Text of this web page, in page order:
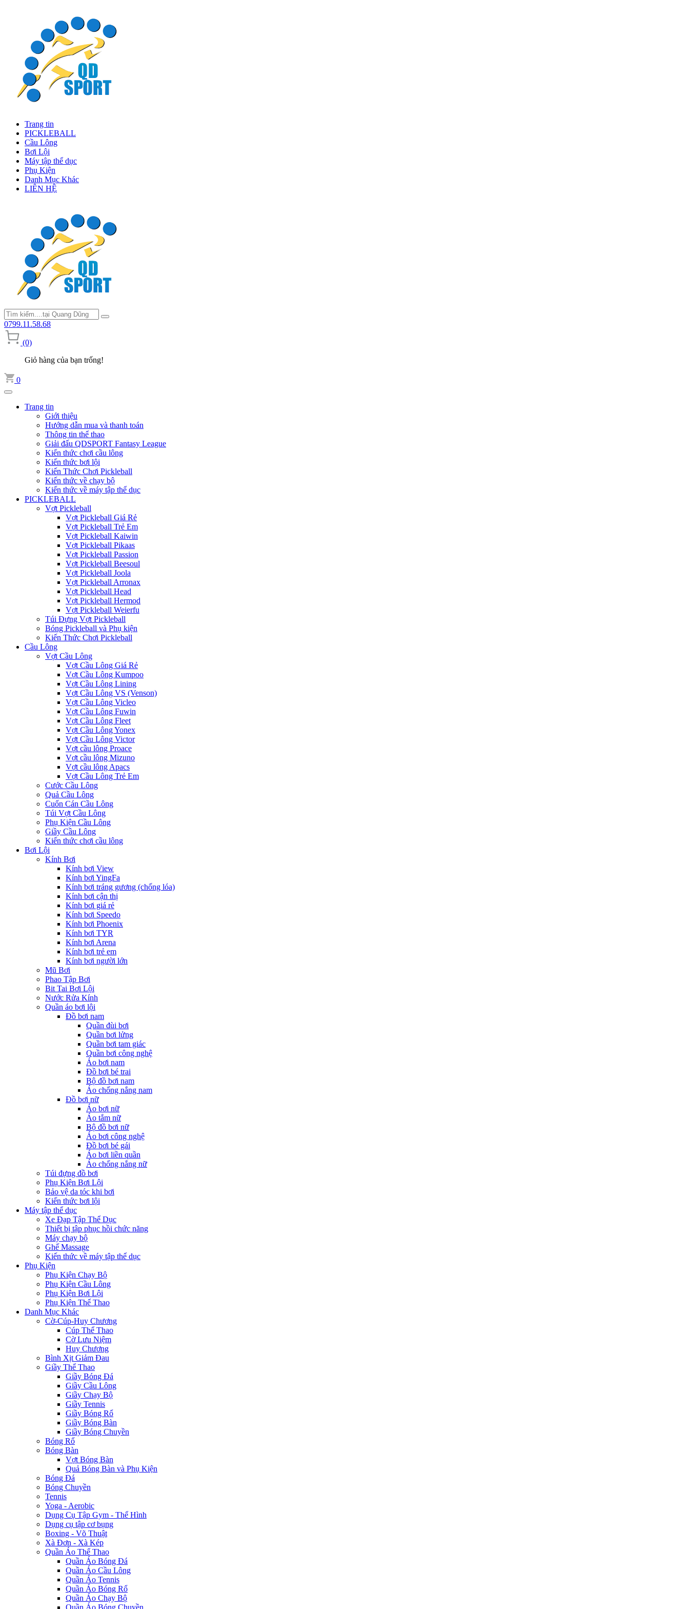
Trang tin
PICKLEBALL
Cầu Lông
Bơi Lội
Máy tập thể dục
Phụ Kiện
Danh Mục Khác
LIÊN HỆ
0799.11.58.68
(0)
Giỏ hàng của bạn trống!
0
Trang tin
Giới thiệu
Hướng dẫn mua và thanh toán
Thông tin thể thao
Giải đấu QDSPORT Fantasy League
Kiến thức chơi cầu lông
Kiến thức bơi lội
Kiến Thức Chơi Pickleball
Kiến thức về chạy bộ
Kiến thức về máy tập thể dục
PICKLEBALL
Vợt Pickleball
Vợt Pickleball Giá Rẻ
Vợt Pickleball Trẻ Em
Vợt Pickleball Kaiwin
Vợt Pickleball Pikaas
Vợt Pickleball Passion
Vợt Pickleball Beesoul
Vợt Pickleball Joola
Vợt Pickleball Arronax
Vợt Pickleball Head
Vợt Pickleball Hermod
Vợt Pickleball Weierfu
Túi Đựng Vợt Pickleball
Bóng Pickleball và Phụ kiện
Kiến Thức Chơi Pickleball
Cầu Lông
Vợt Cầu Lông
Vợt Cầu Lông Giá Rẻ
Vợt Cầu Lông Kumpoo
Vợt Cầu Lông Lining
Vợt Cầu Lông VS (Venson)
Vợt Cầu Lông Vicleo
Vợt Cầu Lông Fuwin
Vợt Cầu Lông Fleet
Vợt Cầu Lông Yonex
Vợt Cầu Lông Victor
Vợt cầu lông Proace
Vợt cầu lông Mizuno
Vợt cầu lông Apacs
Vợt Cầu Lông Trẻ Em
Cước Cầu Lông
Quả Cầu Lông
Cuốn Cán Cầu Lông
Túi Vợt Cầu Lông
Phụ Kiện Cầu Lông
Giầy Cầu Lông
Kiến thức chơi cầu lông
Bơi Lội
Kính Bơi
Kính bơi View
Kính bơi YingFa
Kính bơi tráng gương (chống lóa)
Kính bơi cận thị
Kính bơi giá rẻ
Kính bơi Speedo
Kính bơi Phoenix
Kính bơi TYR
Kính bơi Arena
Kính bơi trẻ em
Kính bơi người lớn
Mũ Bơi
Phao Tập Bơi
Bit Tai Bơi Lội
Nước Rửa Kính
Quần áo bơi lội
Đồ bơi nam
Quần đùi bơi
Quần bơi lửng
Quần bơi tam giác
Quần bơi công nghệ
Áo bơi nam
Đồ bơi bé trai
Bộ đồ bơi nam
Áo chống nắng nam
Đồ bơi nữ
Áo bơi nữ
Áo tắm nữ
Bộ đồ bơi nữ
Áo bơi công nghệ
Đồ bơi bé gái
Áo bơi liền quần
Áo chống nắng nữ
Túi đựng đồ bơi
Phụ Kiện Bơi Lội
Bảo vệ da tóc khi bơi
Kiến thức bơi lội
Máy tập thể dục
Xe Đạp Tập Thể Dục
Thiết bị tập phục hồi chức năng
Máy chạy bộ
Ghế Massage
Kiến thức về máy tập thể dục
Phụ Kiện
Phụ Kiện Chạy Bộ
Phụ Kiện Cầu Lông
Phụ Kiện Bơi Lội
Phụ Kiện Thể Thao
Danh Mục Khác
Cờ-Cúp-Huy Chương
Cúp Thể Thao
Cờ Lưu Niệm
Huy Chương
Bình Xịt Giảm Đau
Giầy Thể Thao
Giầy Bóng Đá
Giầy Cầu Lông
Giầy Chạy Bộ
Giầy Tennis
Giầy Bóng Rổ
Giầy Bóng Bàn
Giầy Bóng Chuyền
Bóng Rổ
Bóng Bàn
Vợt Bóng Bàn
Quả Bóng Bàn và Phụ Kiện
Bóng Đá
Bóng Chuyền
Tennis
Yoga - Aerobic
Dụng Cụ Tập Gym - Thể Hình
Dụng cụ tập cơ bụng
Boxing - Võ Thuật
Xà Đơn - Xà Kép
Quần Áo Thể Thao
Quần Áo Bóng Đá
Quần Áo Cầu Lông
Quần Áo Tennis
Quần Áo Bóng Rổ
Quần Áo Chạy Bộ
Quần Áo Bóng Chuyền